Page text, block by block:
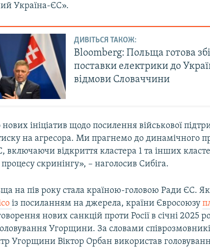
Україна-ЄС».
ДИВІТЬСЯ ТАКОЖ:
Bloomberg: Польща готова
поставки електрики до
відмови Словаччини
ініціатив щодо посилення військової
на агресора. Ми прагнемо до динамічного
включаючи відкриття кластера 1 та інших
скринінгу», – наголосив Сибіга.
на пів року стала країною-головою Ради ЄС.
із посиланням на джерела, країни Євросоюзу
нових санкцій проти Росії в січні 2025
Угорщини. За словами
Угорщини Віктор Орбан використав